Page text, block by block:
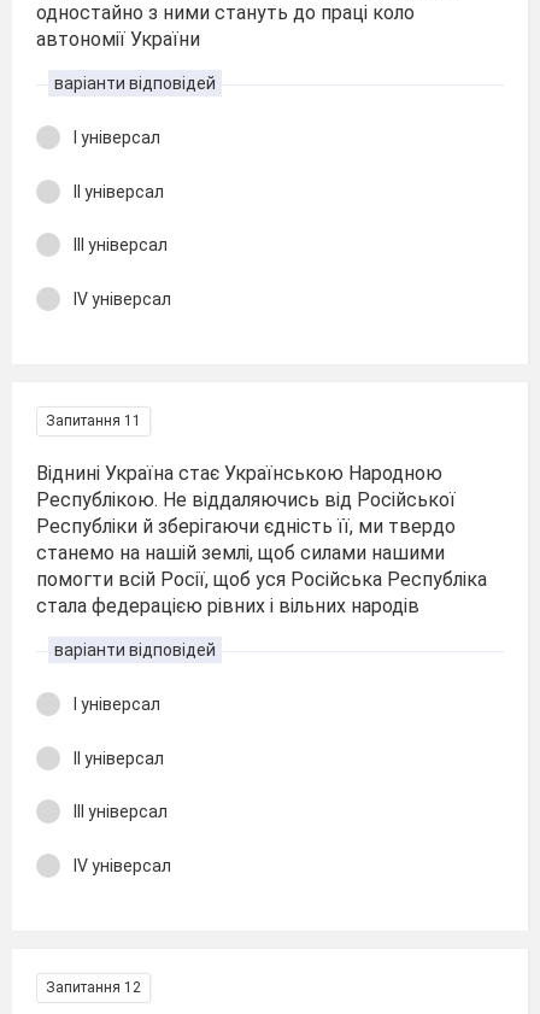
одностайно з ними стануть до праці коло
автономії України
варіанти відповідей
І універсал
ІІ універсал
ІІІ універсал
ІV універсал
Запитання 11
Віднині Україна стає Українською Народною
Республікою. Не віддаляючись від Російської
Республіки й зберігаючи єдність її, ми твердо
станемо на нашій землі, щоб силами нашими
помогти всій Росії, щоб уся Російська Республіка
стала федерацією рівних і вільних народів
варіанти відповідей
І універсал
ІІ універсал
ІІІ універсал
ІV універсал
Запитання 12